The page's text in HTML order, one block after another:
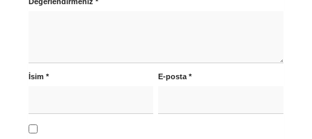
İsim * E-posta*